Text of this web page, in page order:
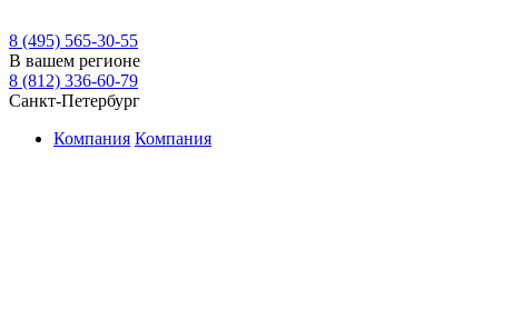
8 (495) 565-30-55
В вашем регионе
8 (812) 336-60-79
Санкт-Петербург
Компания Компания